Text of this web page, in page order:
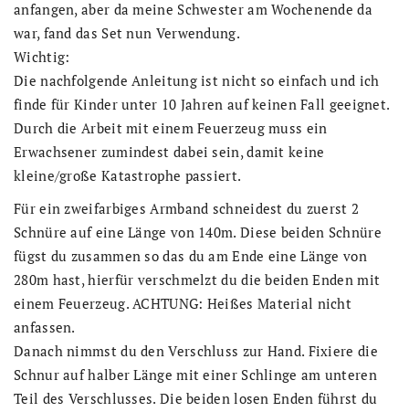
anfangen, aber da meine Schwester am Wochenende da
war, fand das Set nun Verwendung.
Wichtig:
Die nachfolgende Anleitung ist nicht so einfach und ich
finde für Kinder unter 10 Jahren auf keinen Fall geeignet.
Durch die Arbeit mit einem Feuerzeug muss ein
Erwachsener zumindest dabei sein, damit keine
kleine/große Katastrophe passiert.
Für ein zweifarbiges Armband schneidest du zuerst 2
Schnüre auf eine Länge von 140m. Diese beiden Schnüre
fügst du zusammen so das du am Ende eine Länge von
280m hast, hierfür verschmelzt du die beiden Enden mit
einem Feuerzeug. ACHTUNG: Heißes Material nicht
anfassen.
Danach nimmst du den Verschluss zur Hand. Fixiere die
Schnur auf halber Länge mit einer Schlinge am unteren
Teil des Verschlusses. Die beiden losen Enden führst du